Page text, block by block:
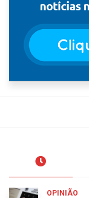
OPINIÃO